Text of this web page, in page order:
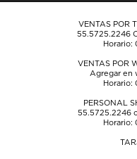
envío.envío.envío.envío.envío.
VENTAS POR
55.5725.2246
Horario:
VENTAS POR
Agregar en
Horario:
PERSONAL
55.5725.2246
Horario: